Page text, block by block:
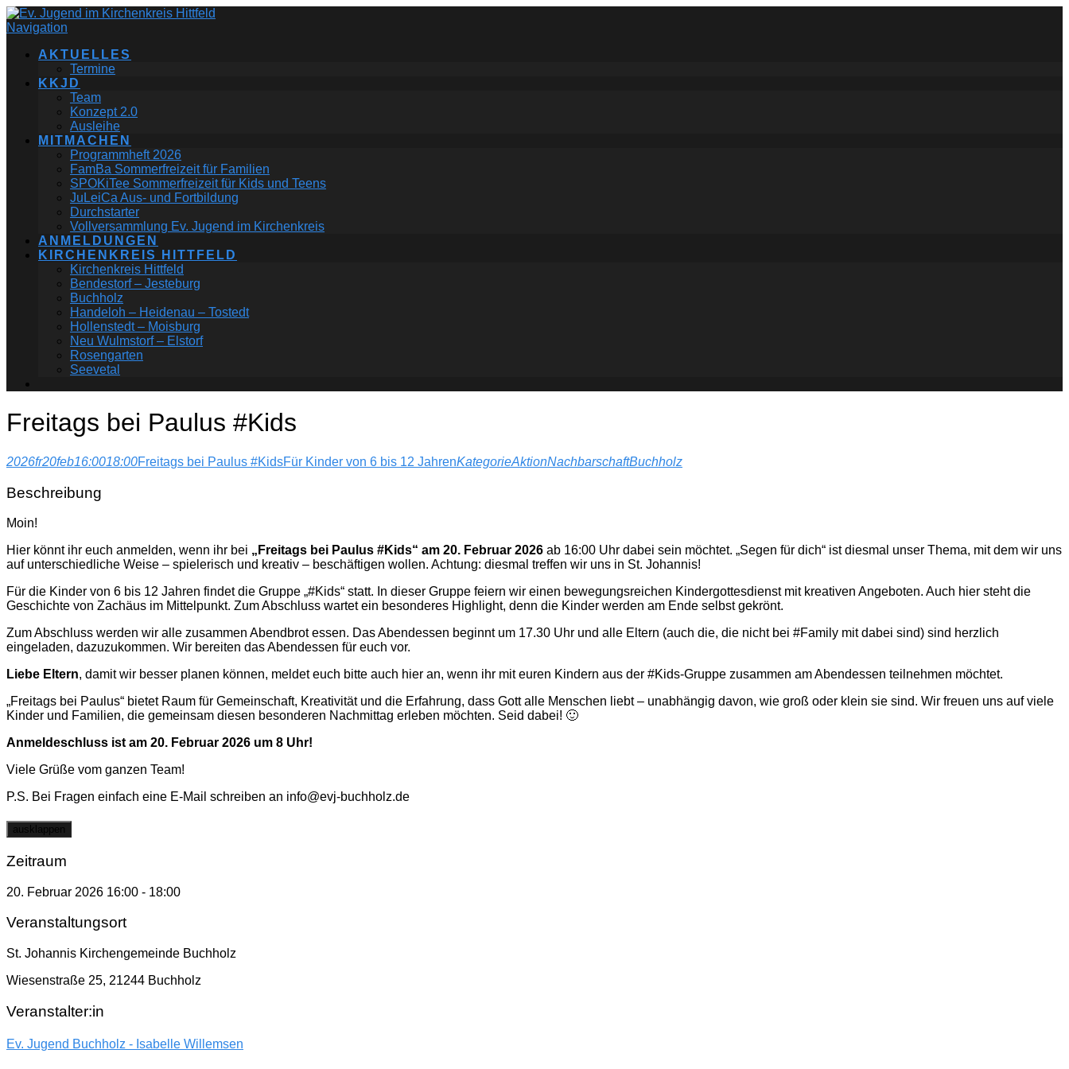
Navigation
AKTUELLES
Termine
KKJD
Team
Konzept 2.0
Ausleihe
MITMACHEN
Programmheft 2026
FamBa Sommerfreizeit für Familien
SPOKiTee Sommerfreizeit für Kids und Teens
JuLeiCa Aus- und Fortbildung
Durchstarter
Vollversammlung Ev. Jugend im Kirchenkreis
ANMELDUNGEN
KIRCHENKREIS HITTFELD
Kirchenkreis Hittfeld
Bendestorf – Jesteburg
Buchholz
Handeloh – Heidenau – Tostedt
Hollenstedt – Moisburg
Neu Wulmstorf – Elstorf
Rosengarten
Seevetal
Freitags bei Paulus #Kids
2026fr20feb16:0018:00Freitags bei Paulus #KidsFür Kinder von 6 bis 12 JahrenKategorieAktionNachbarschaftBuchholz
Beschreibung
Moin!
Hier könnt ihr euch anmelden, wenn ihr bei „Freitags bei Paulus #Kids“ am 20. Februar 2026 ab 16:00 Uhr dabei sein möchtet. „Segen für dich“ ist diesmal unser Thema, mit dem wir uns
auf unterschiedliche Weise – spielerisch und kreativ – beschäftigen wollen. Achtung: diesmal treffen wir uns in St. Johannis!
Für die Kinder von 6 bis 12 Jahren findet die Gruppe „#Kids“ statt. In dieser Gruppe feiern wir einen bewegungsreichen Kindergottesdienst mit kreativen Angeboten. Auch hier steht die
Geschichte von Zachäus im Mittelpunkt. Zum Abschluss wartet ein besonderes Highlight, denn die Kinder werden am Ende selbst gekrönt.
Zum Abschluss werden wir alle zusammen Abendbrot essen. Das Abendessen beginnt um 17.30 Uhr und alle Eltern (auch die, die nicht bei #Family mit dabei sind) sind herzlich
eingeladen, dazuzukommen. Wir bereiten das Abendessen für euch vor.
Liebe Eltern, damit wir besser planen können, meldet euch bitte auch hier an, wenn ihr mit euren Kindern aus der #Kids-Gruppe zusammen am Abendessen teilnehmen möchtet.
„Freitags bei Paulus“ bietet Raum für Gemeinschaft, Kreativität und die Erfahrung, dass Gott alle Menschen liebt – unabhängig davon, wie groß oder klein sie sind. Wir freuen uns auf viele
Kinder und Familien, die gemeinsam diesen besonderen Nachmittag erleben möchten. Seid dabei! 🙂
Anmeldeschluss ist am 20. Februar 2026 um 8 Uhr!
Viele Grüße vom ganzen Team!
P.S. Bei Fragen einfach eine E-Mail schreiben an info@evj-buchholz.de
ausklappen
Zeitraum
20. Februar 2026 16:00 - 18:00
Veranstaltungsort
St. Johannis Kirchengemeinde Buchholz
Wiesenstraße 25, 21244 Buchholz
Veranstalter:in
Ev. Jugend Buchholz - Isabelle Willemsen